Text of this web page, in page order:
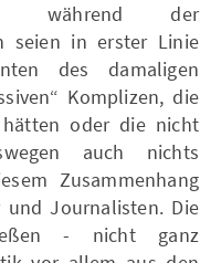
während der
seien in erster Linie
des damaligen
Komplizen, die
oder die nicht
auch nichts
Zusammenhang
und Journalisten. Die
- nicht ganz